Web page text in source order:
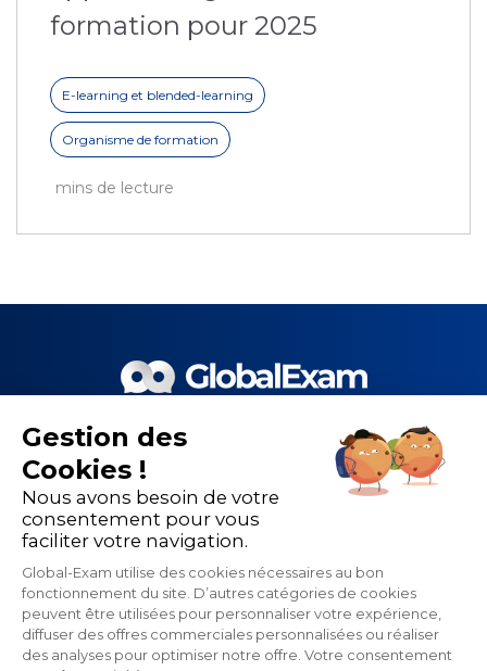
formation pour 2025
E-learning et blended-learning
Organisme de formation
mins de lecture
Le meilleur de la EdTech et de
nos 1 500 partenaires pour la
performance de la formation
linguistique
Gestion des
Cookies !
Nous avons besoin de votre
consentement pour vous
faciliter votre navigation.
Global-Exam utilise des cookies nécessaires au bon
fonctionnement du site. D’autres catégories de cookies
peuvent être utilisées pour personnaliser votre expérience,
diffuser des offres commerciales personnalisées ou réaliser
des analyses pour optimiser notre offre. Votre consentement